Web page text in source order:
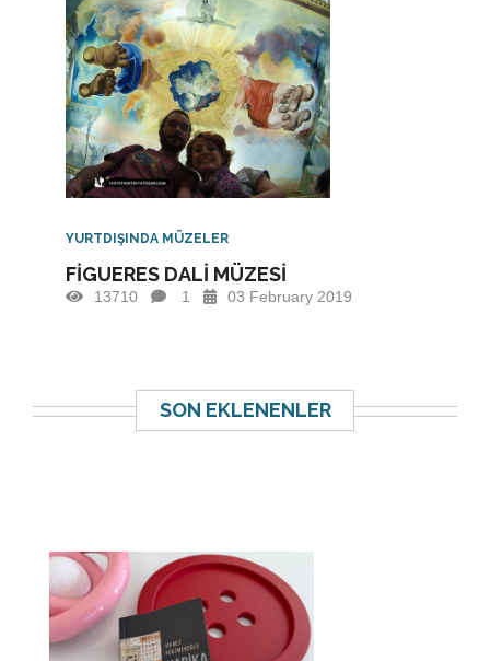
YURTDIŞINDA MÜZELER
FİGUERES DALİ MÜZESİ
13710 1 03 February 2019
SON EKLENENLER